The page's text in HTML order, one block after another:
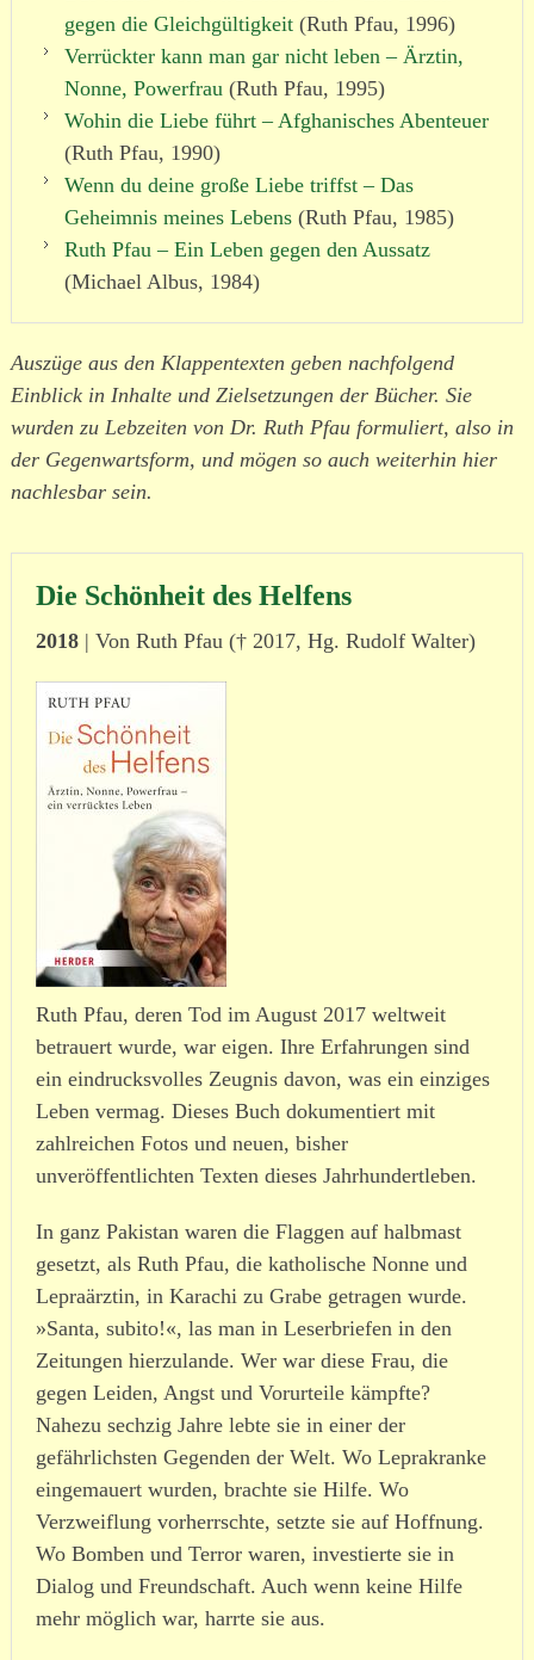
gegen die Gleichgültigkeit(Ruth Pfau, 1996)
Verrückter kann man gar nicht leben – Ärztin,
Nonne, Powerfrau (Ruth Pfau, 1995)
Wohin die Liebe führt – Afghanisches Abenteuer
(Ruth Pfau, 1990)
Wenn du deine große Liebe triffst – Das
Geheimnis meines Lebens(Ruth Pfau, 1985)
Ruth Pfau – Ein Leben gegen den Aussatz
(Michael Albus, 1984)
Auszüge aus den Klappentexten geben nachfolgend
Einblick in Inhalte und Zielsetzungen der Bücher. Sie
wurden zu Lebzeiten von Dr. Ruth Pfau formuliert, also in
der Gegenwartsform, und mögen so auch weiterhin hier
nachlesbar sein.
Die Schönheit des Helfens
2018| Von Ruth Pfau († 2017, Hg. Rudolf Walter)
Ruth Pfau, deren Tod im August 2017 weltweit
betrauert wurde, war eigen. Ihre Erfahrungen sind
ein eindrucksvolles Zeugnis davon, was ein einziges
Leben vermag. Dieses Buch dokumentiert mit
zahlreichen Fotos und neuen, bisher
unveröffentlichten Texten dieses Jahrhundertleben.
In ganz Pakistan waren die Flaggen auf halbmast
gesetzt, als Ruth Pfau, die katholische Nonne und
Lepraärztin, in Karachi zu Grabe getragen wurde.
»Santa, subito!«, las man in Leserbriefen in den
Zeitungen hierzulande. Wer war diese Frau, die
gegen Leiden, Angst und Vorurteile kämpfte?
Nahezu sechzig Jahre lebte sie in einer der
gefährlichsten Gegenden der Welt. Wo Leprakranke
eingemauert wurden, brachte sie Hilfe. Wo
Verzweiflung vorherrschte, setzte sie auf Hoffnung.
Wo Bomben und Terror waren, investierte sie in
Dialog und Freundschaft. Auch wenn keine Hilfe
mehr möglich war, harrte sie aus.